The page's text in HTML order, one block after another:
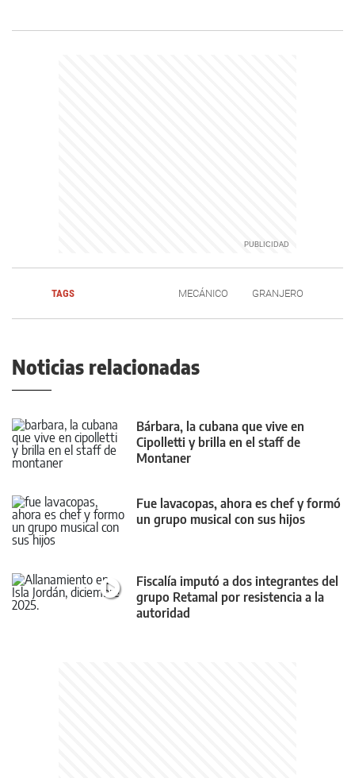
TAGS MECÁNICO GRANJERO
Noticias relacionadas
Bárbara, la cubana que vive en
Cipolletti y brilla en el staff de
Montaner
Fue lavacopas, ahora es chef y formó
un grupo musical con sus hijos
Fiscalía imputó a dos integrantes del
grupo Retamal por resistencia a la
autoridad